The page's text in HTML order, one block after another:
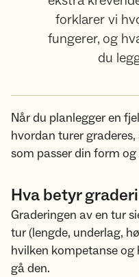
forklarer vi
fungerer, og
du
Når du planlegger en
hvordan turer
som passer din form
Hva betyr
Graderingen av en tur
tur (lengde, underlag,
hvilken kompetanse
gå den.